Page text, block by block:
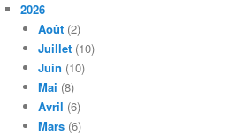
2026
Août (2)
Juillet (10)
Juin (10)
Mai (8)
Avril (6)
Mars (6)